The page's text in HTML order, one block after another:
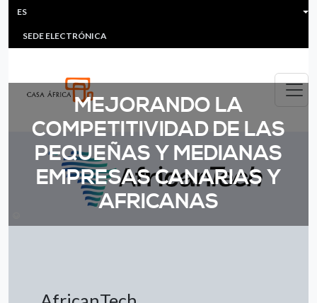
Pasar al contenido principal
HEADER MENU
MULTIMEDIA
SEDE ELECTRÓNICA
ES
MEJORANDO LA
COMPETITIVIDAD DE LAS
PEQUEÑAS Y MEDIANAS
EMPRESAS CANARIAS Y
AFRICANAS